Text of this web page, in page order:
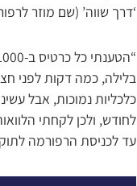
‘דרך שווה’ (שם מוזר
בלילה, כמה דקות לפני
כלכליות נמוכות, אבל
לחודש, ולכן לקחתי
עד לכניסת הרפורמה